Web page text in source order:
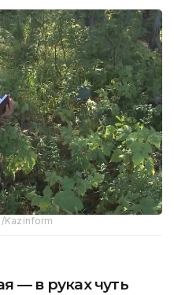
Kazinform
— в руках чуть